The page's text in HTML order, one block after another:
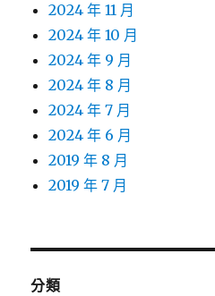
2024 年 11 月
2024 年 10 月
2024 年 9 月
2024 年 8 月
2024 年 7 月
2024 年 6 月
2019 年 8 月
2019 年 7 月
分類